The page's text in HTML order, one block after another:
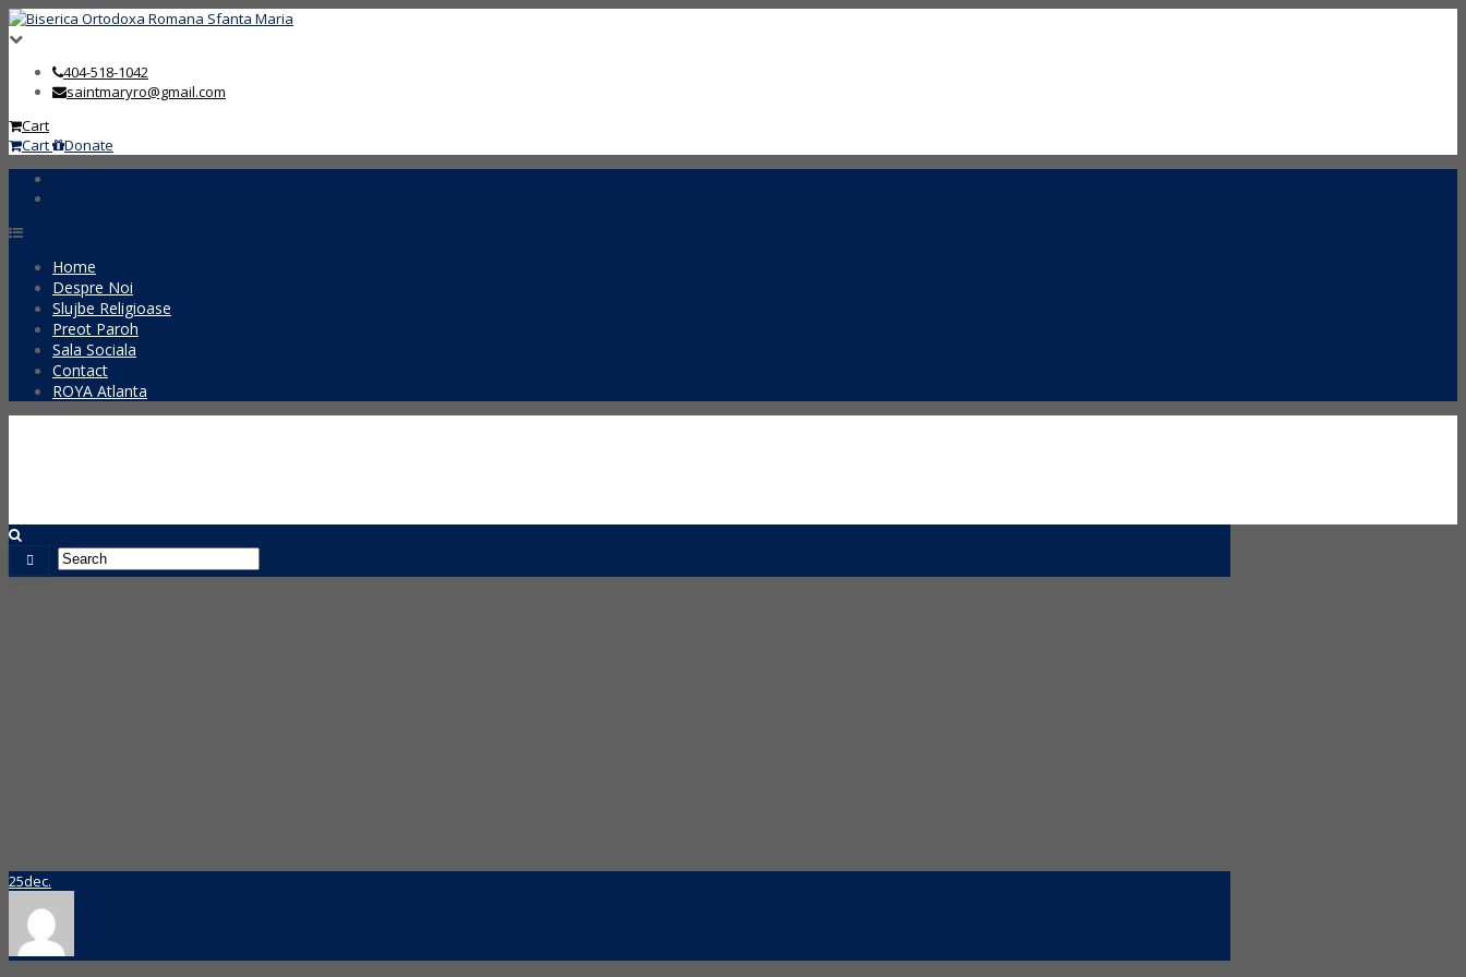
404-518-1042
saintmaryro@gmail.com
Cart
Cart
Donate
Home
Despre Noi
Slujbe Religioase
Preot Paroh
Sala Sociala
Contact
ROYA Atlanta
25dec.